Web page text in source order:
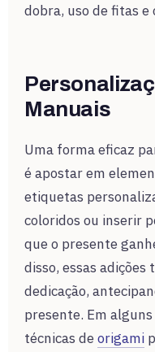
dobra, uso de fitas
Manuais
Uma forma eficaz
é apostar em
etiquetas
coloridos ou inserir
que o presente
disso, essas
dedicação,
presente. Em
técnicas deorigami